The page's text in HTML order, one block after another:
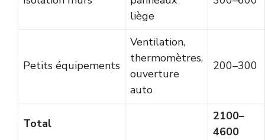
liège
Petits équipements
Ventilation,
thermomètres,
ouverture
auto
200–300
Total
2100–
4600